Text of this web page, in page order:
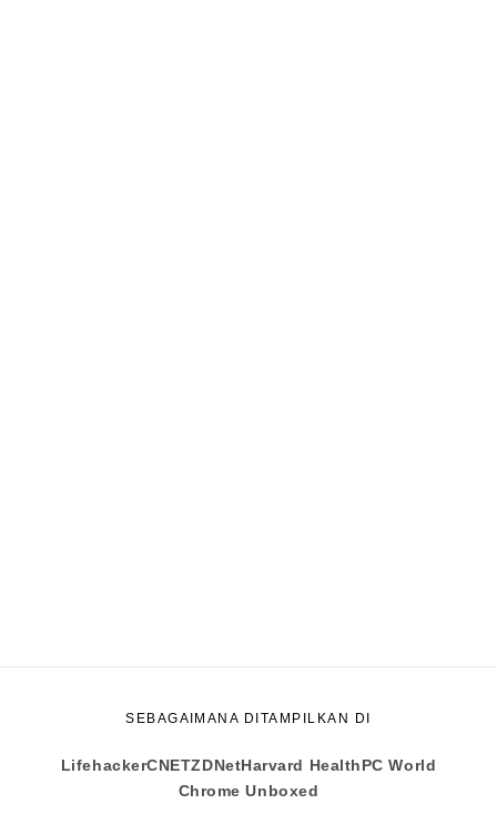
SEBAGAIMANA DITAMPILKAN DI
LifehackerCNETZDNetHarvard Health PC World
Chrome Unboxed